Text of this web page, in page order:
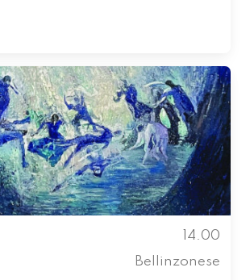
14.00
Bellinzonese